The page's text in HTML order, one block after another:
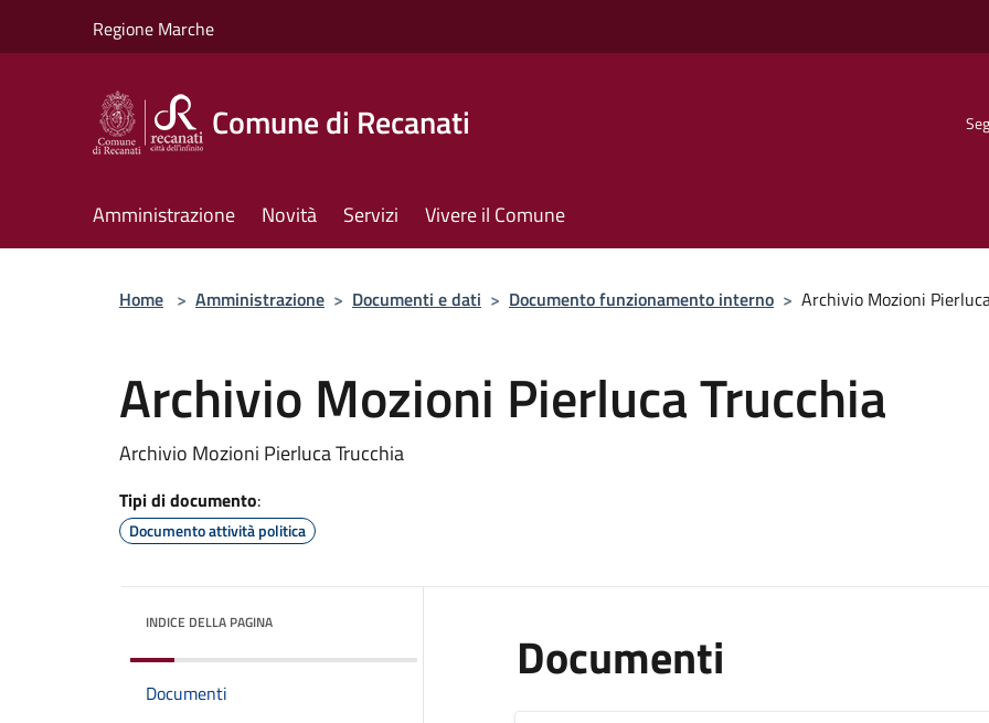
Regione Marche
Comune di Recanati
Amministrazione Novità Servizi Vivere il Comune
Home > Amministrazione > Documenti e dati > Documento funzionamento interno > Archivio Mozioni
Archivio Mozioni Pierluca Trucchia
Archivio Mozioni Pierluca Trucchia
Tipi di documento:
Documento attività politica
INDICE DELLA PAGINA
Documenti
Documenti